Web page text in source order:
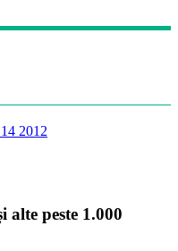
2012
alte peste 1.000